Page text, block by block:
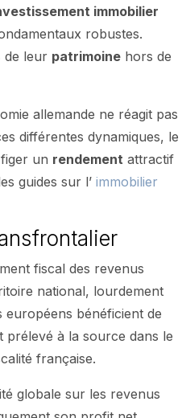
immobilier
robustes.
de leur patrimoine hors de
allemande ne réagit pas
différentes dynamiques, le
un rendement attractif
guides sur l’immobilier
fiscal des revenus
national, lourdement
européens bénéficient de
prélevé à la source dans le
française.
globale sur les revenus